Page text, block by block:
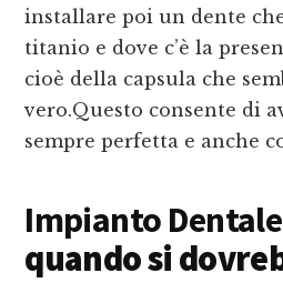
installare poi un dente
titanio e dove c’è la
cioè della capsula che
vero.Questo consente di
sempre perfetta e anche
Impianto
quando si